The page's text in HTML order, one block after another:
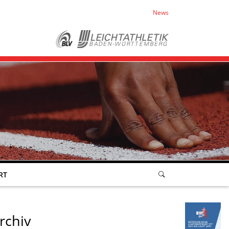
News